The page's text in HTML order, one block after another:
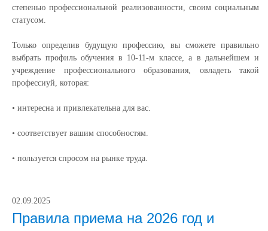
степенью профессиональной реализованности, своим социальным
статусом.
Только определив будущую профессию, вы сможете правильно
выбрать профиль обучения в 10-11-м классе, а в дальнейшем и
учреждение профессионального образования, овладеть такой
профессиуй, которая:
• интересна и привлекательна для вас.
• соответствует вашим способностям.
• пользуется спросом на рынке труда.
02.09.2025
Правила приема на 2026 год и